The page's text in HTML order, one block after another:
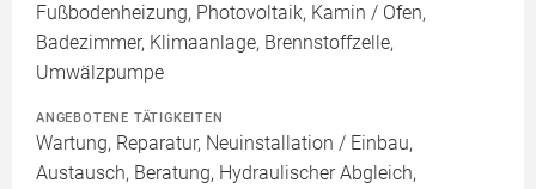
Fußbodenheizung, Photovoltaik, Kamin / Ofen,
Badezimmer, Klimaanlage, Brennstoffzelle,
Umwälzpumpe
ANGEBOTENE TÄTIGKEITEN
Wartung, Reparatur, Neuinstallation / Einbau,
Austausch, Beratung, Hydraulischer Abgleich,